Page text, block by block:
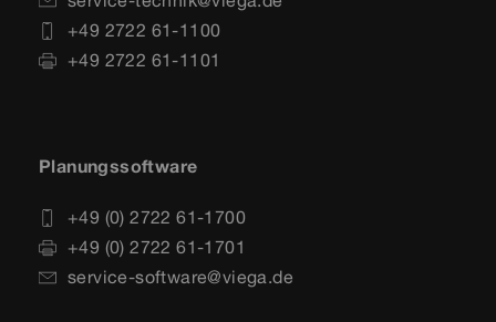
+49 2722 61-1100
+49 2722 61-1101
Planungssoftware
+49 (0) 2722 61-1700
+49 (0) 2722 61-1701
service-software@viega.de